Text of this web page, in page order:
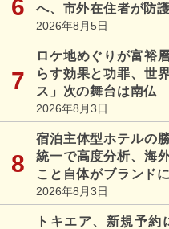
へ、市外在住者が防
2026年8月5日
ロケ地めぐりが富裕
らす効果と功罪、世
ス」次の舞台は南仏
2026年8月3日
宿泊主体型ホテルの
統一で高度分析、海
こと自体がブランドに
2026年8月3日
トキエア、新規予